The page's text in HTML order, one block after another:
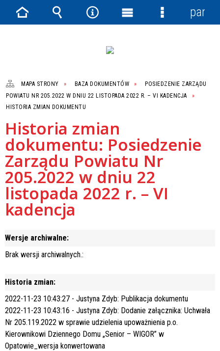
MAPA STRONY BAZA DOKUMENTÓW
POSIEDZENIE ZARZĄDU
POWIATU NR 205.2022 W DNIU 22 LISTOPADA 2022 R. – VI KADENCJA
HISTORIA ZMIAN DOKUMENTU
Historia zmian
dokumentu: Posiedzenie
Zarządu Powiatu Nr
205.2022 w dniu 22
listopada 2022 r. – VI
kadencja
Wersje archiwalne:
Brak wersji archiwalnych.:
Historia zmian:
2022-11-23 10:43:27 - Justyna Zdyb: Publikacja dokumentu
2022-11-23 10:43:16 - Justyna Zdyb: Dodanie załącznika: Uchwała
Nr 205.119.2022 w sprawie udzielenia upoważnienia p.o.
Kierownikowi Dziennego Domu „Senior – WIGOR” w
Opatowie_wersja konwertowana
Strona Wyszukiwarka
NarzędziaMenu
Menu
panel